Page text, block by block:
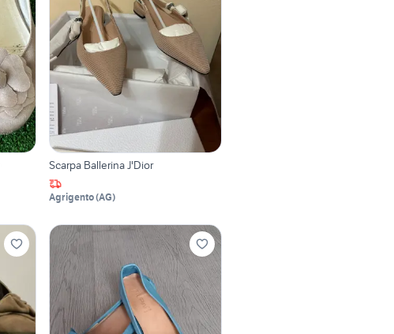
Scarpa Ballerina J'Dior
Agrigento(AG)